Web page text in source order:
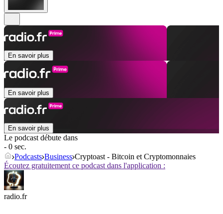
En savoir plus
En savoir plus
En savoir plus
Le podcast débute dans
- 0 sec.
Podcasts Business Cryptoast - Bitcoin et Cryptomonnaies
Écoutez gratuitement ce podcast dans l'application :
radio.fr